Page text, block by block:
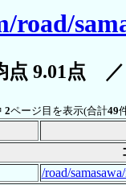
road/
点 9.01点
2ページ目を表示(合計49
/road/